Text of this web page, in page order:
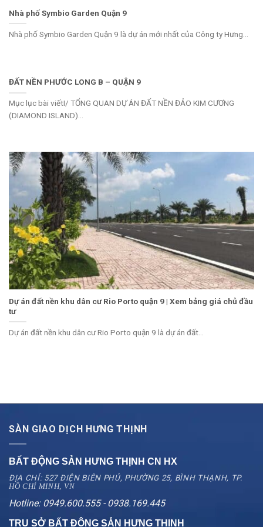
Nhà phố Symbio Garden Quận 9
Nhà phố Symbio Garden Quận 9 là dự án mới nhất của Công ty Hưng...
ĐẤT NỀN PHƯỚC LONG B – QUẬN 9
Mục lục bài viếtI/ TỔNG QUAN DỰ ÁN ĐẤT NỀN ĐẢO KIM CƯƠNG
(DIAMOND ISLAND)...
Dự án đất nền khu dân cư Rio Porto quận 9 | Xem bảng giá chủ đầu
tư
Dự án đất nền khu dân cư Rio Porto quận 9 là dự án đất...
SÀN GIAO DỊCH HƯNG THỊNH
BẤT ĐỘNG SẢN HƯNG THỊNH CN HX
ĐỊA CHỈ: 527 ĐIỆN BIÊN PHỦ, PHƯỜNG 25, BÌNH THẠNH, TP.
HỒ CHÍ MINH, VN
Hotline: 0949.600.555 - 0938.169.445
TRỤ SỞ BẤT ĐỘNG SẢN HƯNG THỊNH